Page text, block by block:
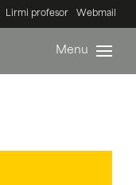
Lirmi profesor Webmail
Menu